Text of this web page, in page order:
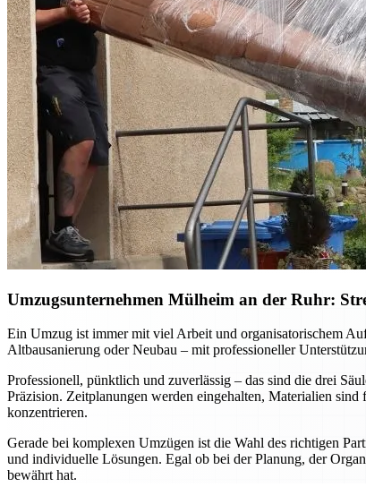
Umzugsunternehmen Mülheim an der Ruhr:
Ein Umzug ist immer mit viel Arbeit und organisatorischem
Altbausanierung oder Neubau – mit professioneller
Professionell, pünktlich und zuverlässig – das sind die drei
Präzision. Zeitplanungen werden eingehalten, Materialien sind
konzentrieren.
Gerade bei komplexen Umzügen ist die Wahl des richtigen
und individuelle Lösungen. Egal ob bei der Planung, der
bewährt hat.